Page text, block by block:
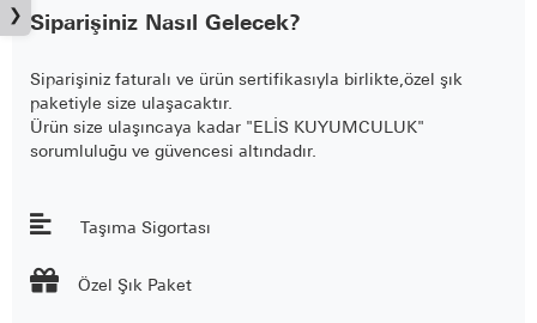
Siparişiniz Nasıl Gelecek?
Siparişiniz faturalı ve ürün sertifikasıyla birlikte,özel şık
paketiyle size ulaşacaktır.
Ürün size ulaşıncaya kadar "ELİS KUYUMCULUK"
sorumluluğu ve güvencesi altındadır.
Taşıma Sigortası
 Özel Şık Paket
❯